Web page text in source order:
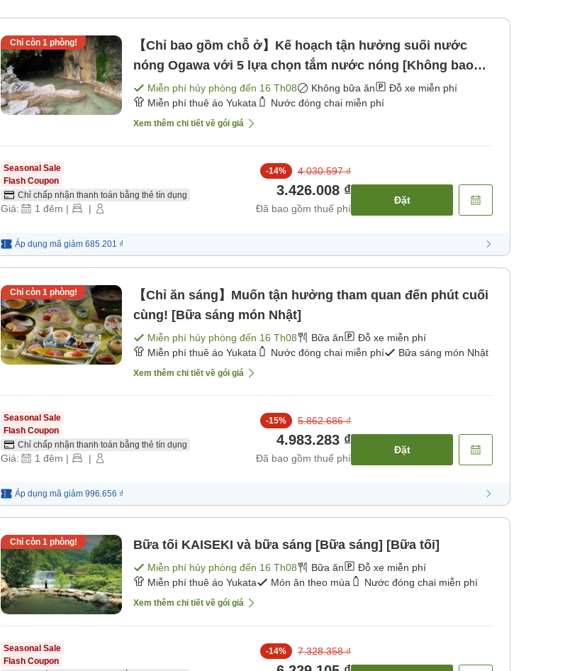
Chỉ còn 1phòng!
【Chỉ bao gồm chỗ ở】Kế hoạch tận hưởng suối nước
nóng Ogawa với 5 lựa chọn tắm nước nóng [Không bao
gồm bữa ăn]
Miễn phí hủy phòng đến 16 Th08 Không bữa ăn
Đỗ xe miễn phí
Miễn phí thuê áo Yukata
Nước đóng chai miễn phí
Xem thêm chi tiết về gói giá
Seasonal Sale
Flash Coupon
Chỉ chấp nhận thanh toán bằng thẻ tín dụng
Giá: 1 đêm | |
-14% 4.030.597 ₫
3.426.008 ₫
Đã bao gồm thuế phí
Đặt
Áp dụng mã giảm 685.201 ₫
Chỉ còn 1phòng!
【Chỉ ăn sáng】Muốn tận hưởng tham quan đến phút cuối
cùng! [Bữa sáng món Nhật]
Miễn phí hủy phòng đến 16 Th08 Bữa ăn
Đỗ xe miễn phí
Miễn phí thuê áo Yukata
Nước đóng chai miễn phí Bữa sáng món Nhật
Xem thêm chi tiết về gói giá
Seasonal Sale
Flash Coupon
Chỉ chấp nhận thanh toán bằng thẻ tín dụng
Giá: 1 đêm | |
-15% 5.862.686 ₫
4.983.283 ₫
Đã bao gồm thuế phí
Đặt
Áp dụng mã giảm 996.656 ₫
Chỉ còn 1phòng! Bữa tối KAISEKI và bữa sáng [Bữa sáng] [Bữa tối]
Miễn phí hủy phòng đến 16 Th08 Bữa ăn
Đỗ xe miễn phí
Miễn phí thuê áo Yukata
Món ăn theo mùa Nước đóng chai miễn phí
Xem thêm chi tiết về gói giá
Seasonal Sale
Flash Coupon
-14% 7.328.358 ₫